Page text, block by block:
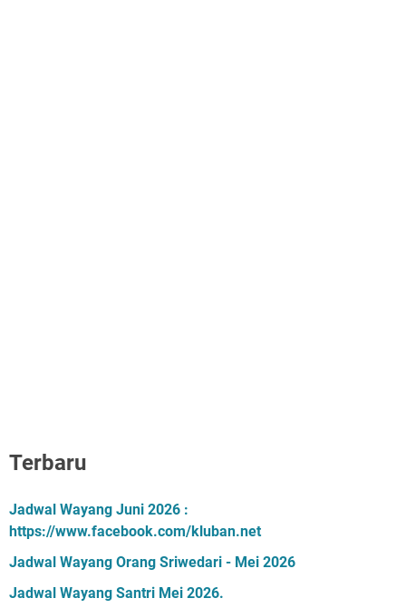
Terbaru
Jadwal Wayang Juni 2026 :
https://www.facebook.com/kluban.net
Jadwal Wayang Orang Sriwedari - Mei 2026
Jadwal Wayang Santri Mei 2026.